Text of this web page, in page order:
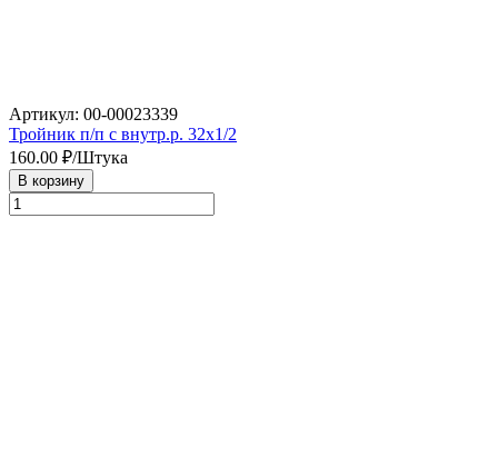
Артикул: 00-00023339
Тройник п/п с внутр.р. 32х1/2
160.00 ₽/Штука
В корзину